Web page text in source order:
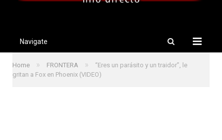
Navigate
Home » FRONTERA »
“Eres un parásito y un traidor”, le
gritan a Fox en Phoenix (VIDEO)